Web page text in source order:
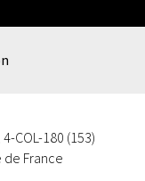
COL-180 (153)
France